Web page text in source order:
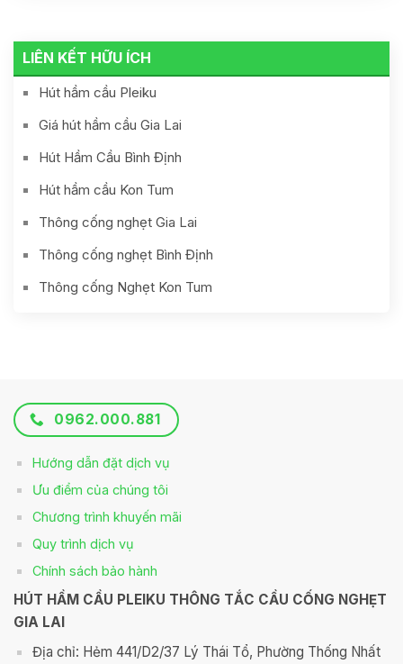
LIÊN KẾT HỮU ÍCH
Hút hầm cầu Pleiku
Giá hút hầm cầu Gia Lai
Hút Hầm Cầu Bình Định
Hút hầm cầu Kon Tum
Thông cống nghẹt Gia Lai
Thông cống nghẹt Bình Định
Thông cống Nghẹt Kon Tum
0962.000.881
Hướng dẫn đặt dịch vụ
Ưu điểm của chúng tôi
Chương trình khuyến mãi
Quy trình dịch vụ
Chính sách bảo hành
HÚT HẦM CẦU PLEIKU THÔNG TẮC CẦU CỐNG NGHẸT
GIA LAI
Địa chỉ: Hẻm 441/D2/37 Lý Thái Tổ, Phường Thống Nhất